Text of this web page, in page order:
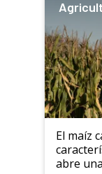
El maíz
abre